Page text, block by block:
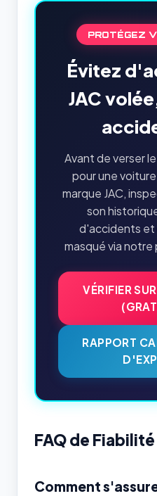
PROTÉGEZ
Évitez
JAC
Avant de verser
pour une
marque JAC,
son
d'accidents et
masqué via
VÉRIFIER
RAPPORT
FAQ de Fiabilité
Comment